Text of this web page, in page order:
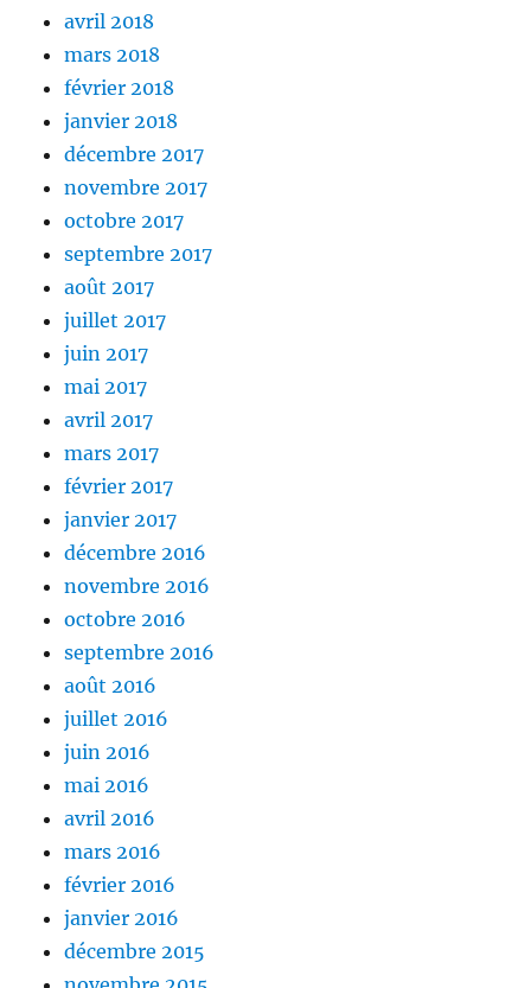
avril 2018
mars 2018
février 2018
janvier 2018
décembre 2017
novembre 2017
octobre 2017
septembre 2017
août 2017
juillet 2017
juin 2017
mai 2017
avril 2017
mars 2017
février 2017
janvier 2017
décembre 2016
novembre 2016
octobre 2016
septembre 2016
août 2016
juillet 2016
juin 2016
mai 2016
avril 2016
mars 2016
février 2016
janvier 2016
décembre 2015